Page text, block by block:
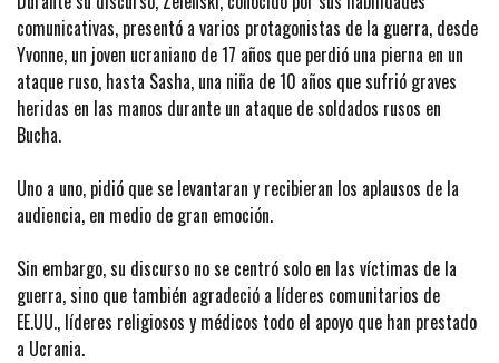
comunicativas, presentó a varios protagonistas de la guerra, desde
Yvonne, un joven ucraniano de 17 años que perdió una pierna en un
ataque ruso, hasta Sasha, una niña de 10 años que sufrió graves
heridas en las manos durante un ataque de soldados rusos en
Bucha.
Uno a uno, pidió que se levantaran y recibieran los aplausos de la
audiencia, en medio de gran emoción.
Sin embargo, su discurso no se centró solo en las víctimas de la
guerra, sino que también agradeció a líderes comunitarios de
EE.UU., líderes religiosos y médicos todo el apoyo que han prestado
a Ucrania.